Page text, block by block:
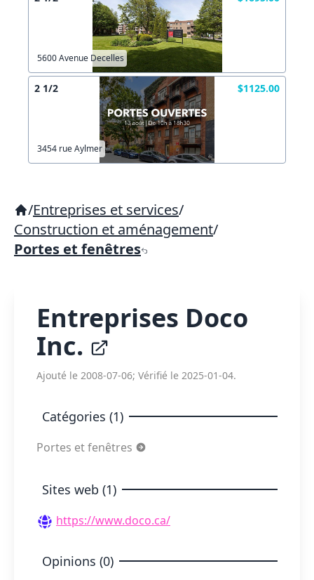
5600 Avenue Decelles
2 1/2 $1125.00
3454 rue Aylmer
/Entreprises et services/
Construction et aménagement/
Portes et fenêtres
Entreprises Doco
Inc.
Ajouté le 2008-07-06; Vérifié le 2025-01-04.
Catégories (1)
Portes et fenêtres
Sites web (1)
https://www.doco.ca/
Opinions (0)